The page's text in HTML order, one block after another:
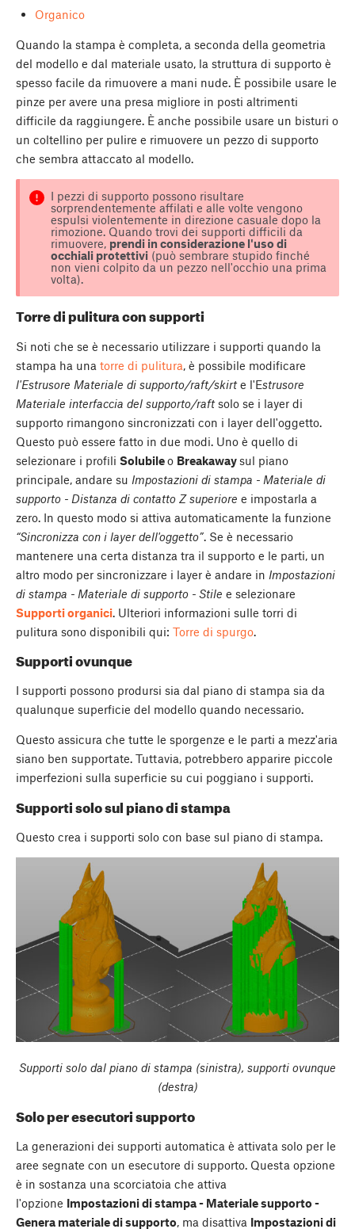
Organico
Quando la stampa è completa, a seconda della geometria
del modello e dal materiale usato, la struttura di supporto è
spesso facile da rimuovere a mani nude. È possibile usare le
pinze per avere una presa migliore in posti altrimenti
difficile da raggiungere. È anche possibile usare un bisturi o
un coltellino per pulire e rimuovere un pezzo di supporto
che sembra attaccato al modello.
I pezzi di supporto possono risultare
sorprendentemente affilati e alle volte vengono
espulsi violentemente in direzione casuale dopo la
rimozione. Quando trovi dei supporti difficili da
rimuovere, prendi in considerazione l'uso di
occhiali protettivi(può sembrare stupido finché
non vieni colpito da un pezzo nell'occhio una prima
volta).
Torre di pulitura con supporti
Si noti che se è necessario utilizzare i supporti quando la
stampa ha una torre di pulitura , è possibile modificare
l'Estrusore Materiale di supporto/raft/skirte l'Estrusore
Materiale interfaccia del supporto/raftsolo se i layer di
supporto rimangono sincronizzati con i layer dell'oggetto.
Questo può essere fatto in due modi. Uno è quello di
selezionare i profili Solubileo Breakaway sul piano
principale, andare su Impostazioni di stampa - Materiale di
supporto - Distanza di contatto Z superiore e impostarla a
zero. In questo modo si attiva automaticamente la funzione
“Sincronizza con i layer dell'oggetto” . Se è necessario
mantenere una certa distanza tra il supporto e le parti, un
altro modo per sincronizzare i layer è andare in Impostazioni
di stampa - Materiale di supporto - Stile e selezionare
Supporti organici . Ulteriori informazioni sulle torri di
pulitura sono disponibili qui: Torre di spurgo
Supporti ovunque
I supporti possono prodursi sia dal piano di stampa sia da
qualunque superficie del modello quando necessario.
Questo assicura che tutte le sporgenze e le parti a mezz'aria
siano ben supportate. Tuttavia, potrebbero apparire piccole
imperfezioni sulla superficie su cui poggiano i supporti.
Supporti solo sul piano di stampa
Questo crea i supporti solo con base sul piano di stampa.
Supporti solo dal piano di stampa (sinistra), supporti ovunque
(destra)
Solo per esecutori supporto
La generazioni dei supporti automatica è attivata solo per le
aree segnate con un esecutore di supporto. Questa opzione
è in sostanza una scorciatoia che attiva
l'opzione Impostazioni di stampa - Materiale supporto -
Genera materiale di supporto, ma disattiva Impostazioni di